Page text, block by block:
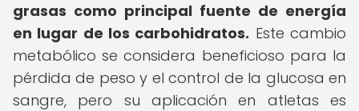
grasas como principal fuente de energía
en lugar de los carbohidratos. Este cambio
metabólico se considera beneficioso para la
pérdida de peso y el control de la glucosa en
sangre, pero su aplicación en atletas es